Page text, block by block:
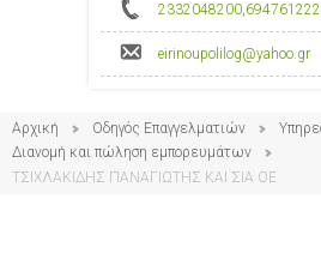
2332048200,
eirinoupolilog@yahoo.gr
Αρχική Οδηγός Επαγγελματιών
Διανομή και πώληση εμπορευμάτων
ΤΣΙΧΛΑΚΙΔΗΣ ΠΑΝΑΓΙΩΤΗΣ ΚΑΙ ΣΙΑ ΟΕ